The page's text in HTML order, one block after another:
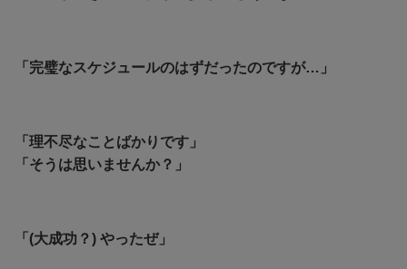
「完璧なスケジュールのはずだったのですが…」
「理不尽なことばかりです」
「そうは思いませんか？」
「(大成功？) やったぜ」